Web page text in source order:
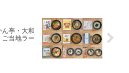
ん亭・大和
当地ラー